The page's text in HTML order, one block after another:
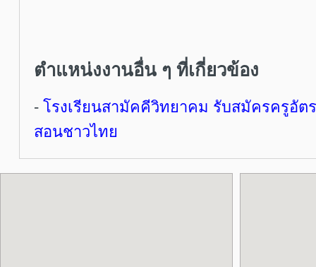
ตำแหน่งงานอื่น ๆ ที่เกี่ยวข้อง
- โรงเรียนสามัคคีวิทยาคม รับสมัครครูอัต
สอนชาวไทย